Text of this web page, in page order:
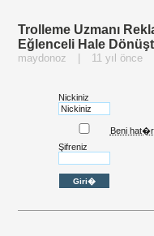
Trolleme Uzmanı
Eğlenceli Hale
maydonoz 11 yıl önce
Nickiniz
Beni
Şifreniz